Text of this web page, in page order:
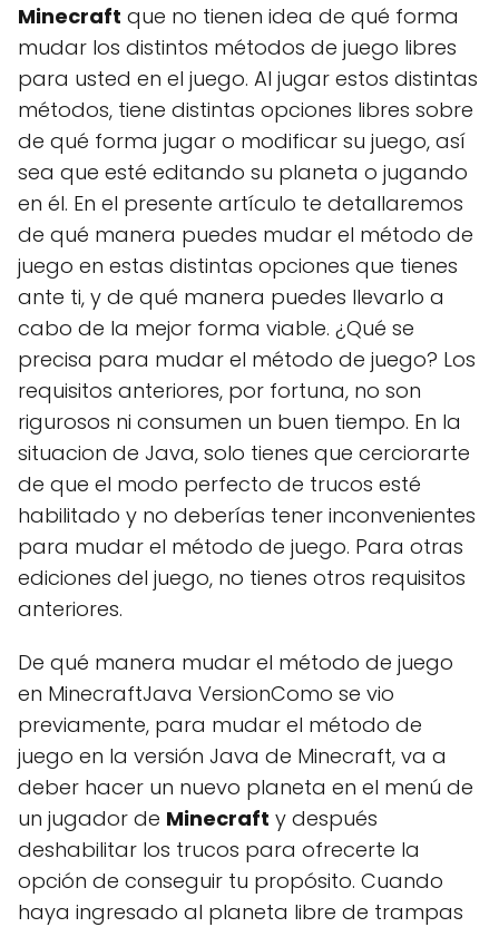
Minecraft que no tienen idea de qué forma
mudar los distintos métodos de juego libres
para usted en el juego. Al jugar estos distintas
métodos, tiene distintas opciones libres sobre
de qué forma jugar o modificar su juego, así
sea que esté editando su planeta o jugando
en él. En el presente artículo te detallaremos
de qué manera puedes mudar el método de
juego en estas distintas opciones que tienes
ante ti, y de qué manera puedes llevarlo a
cabo de la mejor forma viable. ¿Qué se
precisa para mudar el método de juego? Los
requisitos anteriores, por fortuna, no son
rigurosos ni consumen un buen tiempo. En la
situacion de Java, solo tienes que cerciorarte
de que el modo perfecto de trucos esté
habilitado y no deberías tener inconvenientes
para mudar el método de juego. Para otras
ediciones del juego, no tienes otros requisitos
anteriores.
De qué manera mudar el método de juego
en MinecraftJava VersionComo se vio
previamente, para mudar el método de
juego en la versión Java de Minecraft, va a
deber hacer un nuevo planeta en el menú de
un jugador de Minecraft y después
deshabilitar los trucos para ofrecerte la
opción de conseguir tu propósito. Cuando
haya ingresado al planeta libre de trampas